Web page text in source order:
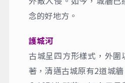
避暑勝地。它是泰國第二
首府，也是泰國北部政
心，其發達程度僅次於首
麗，遍植花草，尤以玫
國玫瑰」的雅稱。